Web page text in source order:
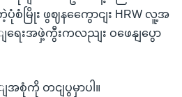
မြိုး ဖွဈနကွေောငျး HRW လူ့အ
ေးအဖှဲ့ကွီးကလညျး ဝဖေနျပွော
အစုံကို တငျပွမှာပါ။